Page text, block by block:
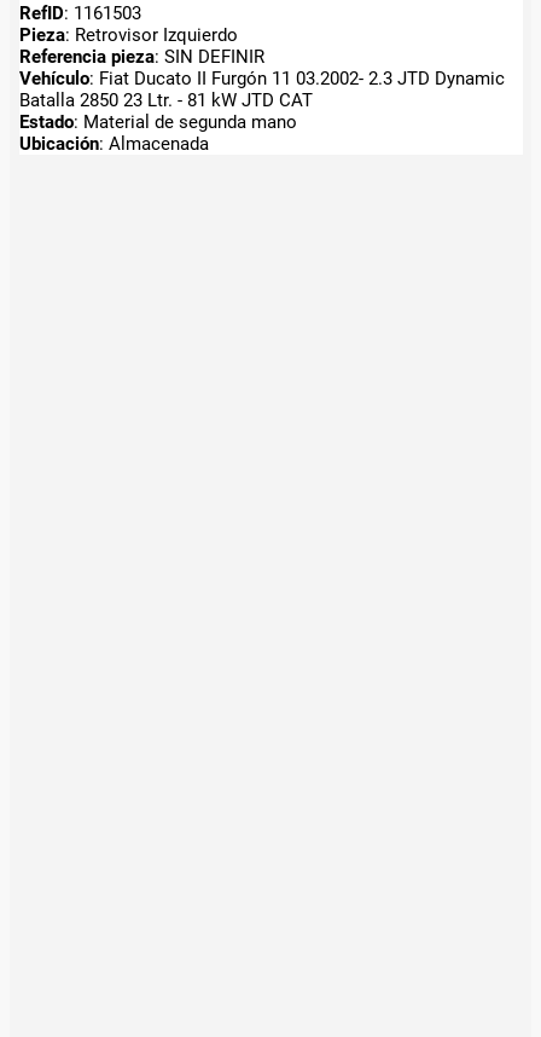
RefID: 1161503
Pieza: Retrovisor Izquierdo
Referencia pieza: SIN DEFINIR
Vehículo: Fiat Ducato II Furgón 11 03.2002- 2.3 JTD Dynamic
Batalla 2850 23 Ltr. - 81 kW JTD CAT
Estado: Material de segunda mano
Ubicación: Almacenada